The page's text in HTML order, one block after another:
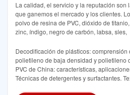
La calidad, el servicio y la reputación son
que ganemos el mercado y los clientes.
polvo de resina de PVC, dióxido de
zinc, índigo, negro de carbón, labsa, sles,
Decodificación de plásticos: comprensión
polietileno de baja densidad y polietileno
PVC de China: características,
Técnicas de detergentes y surfactantes.